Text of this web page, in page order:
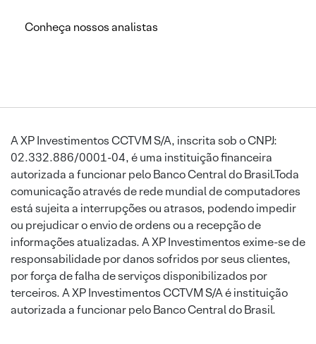
Conheça nossos analistas
A XP Investimentos CCTVM S/A, inscrita sob o CNPJ:
02.332.886/0001-04, é uma instituição financeira
autorizada a funcionar pelo Banco Central do Brasil.Toda
comunicação através de rede mundial de computadores
está sujeita a interrupções ou atrasos, podendo impedir
ou prejudicar o envio de ordens ou a recepção de
informações atualizadas. A XP Investimentos exime-se de
responsabilidade por danos sofridos por seus clientes,
por força de falha de serviços disponibilizados por
terceiros. A XP Investimentos CCTVM S/A é instituição
autorizada a funcionar pelo Banco Central do Brasil.